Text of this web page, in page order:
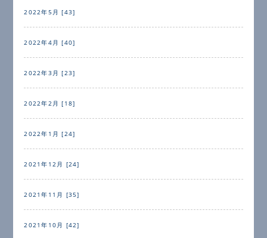
2022年5月 [43]
2022年4月 [40]
2022年3月 [23]
2022年2月 [18]
2022年1月 [24]
2021年12月 [24]
2021年11月 [35]
2021年10月 [42]